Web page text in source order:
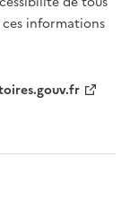
informations